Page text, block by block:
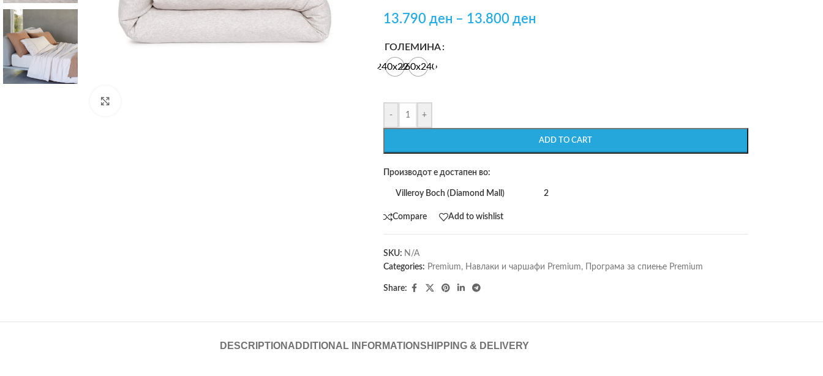
13.790 ден – 13.800 ден
ГОЛЕМИНА
240х220260х240
- +
ADD TO CART
Производот е достапен во:
Villeroy Boch (Diamond Mall) 2
Compare Add to wishlist
SKU: N/A
Categories: Premium, Навлаки и чаршафи Premium, Програма за спиење Premium
Share:
DESCRIPTION ADDITIONAL INFORMATIONSHIPPING & DELIVERY